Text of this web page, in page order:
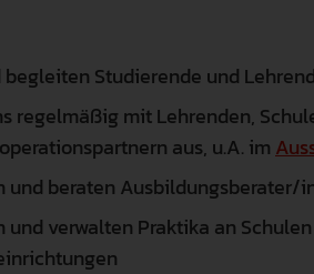
Studierende und
regelmäßig mit Lehrenden,
aus, u.A. im
und beraten Ausbildungsberater/
und verwalten Praktika an